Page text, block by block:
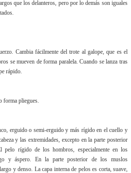
que los delanteros, pero por lo demás son iguales
Cambia fácilmente del trote al galope, que es el
se mueven de forma paralela. Cuando se lanza tras
rápido.
forma pliegues.
erguido o semi-erguido y más rígido en el cuello y
y las extremidades, excepto en la parte posterior
pelo rígido de los hombros, especialmente en los
y áspero. En la parte posterior de los muslos
y denso. La capa interna de pelos es corta, suave,